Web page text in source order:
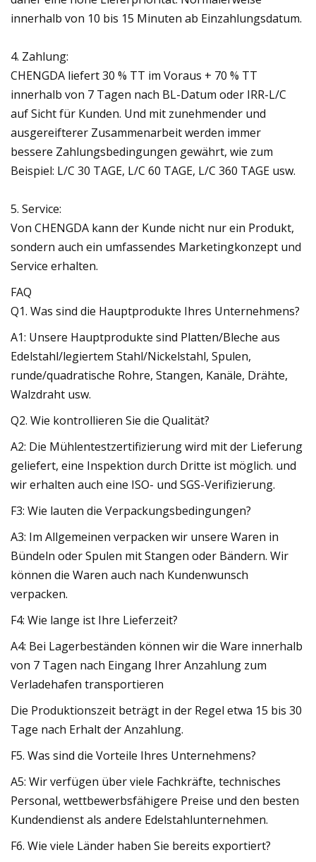
innerhalb von 10 bis 15 Minuten ab Einzahlungsdatum.
4. Zahlung:
CHENGDA liefert 30 % TT im Voraus + 70 % TT
innerhalb von 7 Tagen nach BL-Datum oder IRR-L/C
auf Sicht für Kunden. Und mit zunehmender und
ausgereifterer Zusammenarbeit werden immer
bessere Zahlungsbedingungen gewährt, wie zum
Beispiel: L/C 30 TAGE, L/C 60 TAGE, L/C 360 TAGE usw.
5. Service:
Von CHENGDA kann der Kunde nicht nur ein Produkt,
sondern auch ein umfassendes Marketingkonzept und
Service erhalten.
FAQ
Q1. Was sind die Hauptprodukte Ihres Unternehmens?
A1: Unsere Hauptprodukte sind Platten/Bleche aus
Edelstahl/legiertem Stahl/Nickelstahl, Spulen,
runde/quadratische Rohre, Stangen, Kanäle, Drähte,
Walzdraht usw.
Q2. Wie kontrollieren Sie die Qualität?
A2: Die Mühlentestzertifizierung wird mit der Lieferung
geliefert, eine Inspektion durch Dritte ist möglich. und
wir erhalten auch eine ISO- und SGS-Verifizierung.
F3: Wie lauten die Verpackungsbedingungen?
A3: Im Allgemeinen verpacken wir unsere Waren in
Bündeln oder Spulen mit Stangen oder Bändern. Wir
können die Waren auch nach Kundenwunsch
verpacken.
F4: Wie lange ist Ihre Lieferzeit?
A4: Bei Lagerbeständen können wir die Ware innerhalb
von 7 Tagen nach Eingang Ihrer Anzahlung zum
Verladehafen transportieren
Die Produktionszeit beträgt in der Regel etwa 15 bis 30
Tage nach Erhalt der Anzahlung.
F5. Was sind die Vorteile Ihres Unternehmens?
A5: Wir verfügen über viele Fachkräfte, technisches
Personal, wettbewerbsfähigere Preise und den besten
Kundendienst als andere Edelstahlunternehmen.
F6. Wie viele Länder haben Sie bereits exportiert?